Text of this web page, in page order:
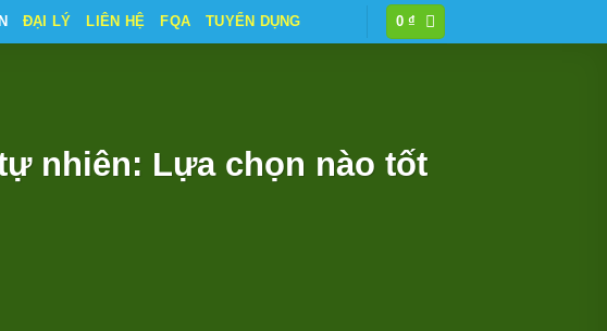
ĐẠI LÝ LIÊN HỆ FQA TUYỂN DỤNG 0₫
nhiên: Lựa chọn nào tốt